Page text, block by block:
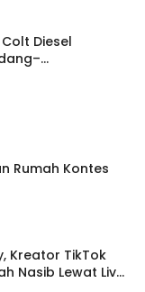
Diesel
Rumah Kontes
Kreator TikTok
Nasib Lewat Live